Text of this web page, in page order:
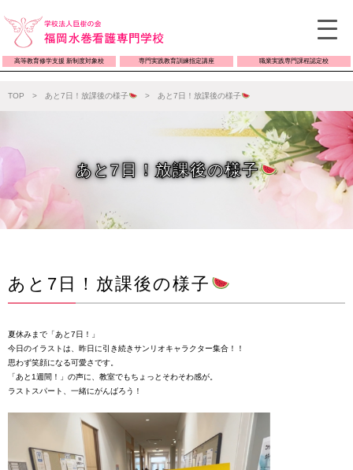
高等教育修学支援 新制度対象校 専門実践教育訓練指定講座 職業実践専門課程認定校
TOP > あと7日！放課後の様子 > あと7日！放課後の様子
あと7日！放課後の様子
あと7日！放課後の様子
夏休みまで「あと7日！」
今日のイラストは、昨日に引き続きサンリオキャラクター集合！！
思わず笑顔になる可愛さです。
「あと1週間！」の声に、教室でもちょっとそわそわ感が。
ラストスパート、一緒にがんばろう！